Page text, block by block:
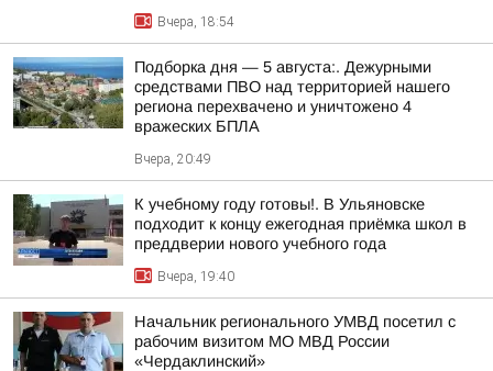
Вчера, 18:54
Подборка дня — 5 августа:. Дежурными
средствами ПВО над территорией нашего
региона перехвачено и уничтожено 4
вражеских БПЛА
Вчера, 20:49
К учебному году готовы!. В Ульяновске
подходит к концу ежегодная приёмка школ в
преддверии нового учебного года
Вчера, 19:40
Начальник регионального УМВД посетил с
рабочим визитом МО МВД России
«Чердаклинский»